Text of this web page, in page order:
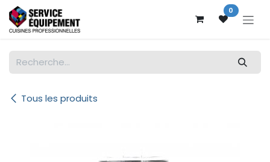
Se rendre au contenu 0
Tous les produits